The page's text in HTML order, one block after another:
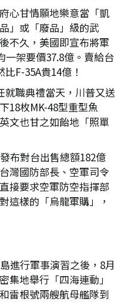
心甘情願地樂意當「凱
」或「廢品」級的武
不久，美國即宣布將軍
一架要價37.8億。賣給台
F-35A貴14億！
就職典禮當天，川普又送
18枚MK-48型重型魚
文也甘之如飴地「照單
布對台出售總額182億
灣國防部長、空軍司令
接要求空軍防空指揮部
這樣的「烏龍軍購」，
進行軍事演習之後，8月
集地舉行「四海連動」
雷根號兩艘航母艦隊到